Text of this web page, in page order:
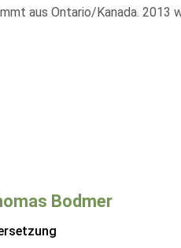
aus Ontario/Kanada. 2013
Bodmer